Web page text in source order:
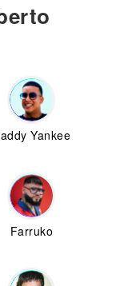
Yankee
Farruko